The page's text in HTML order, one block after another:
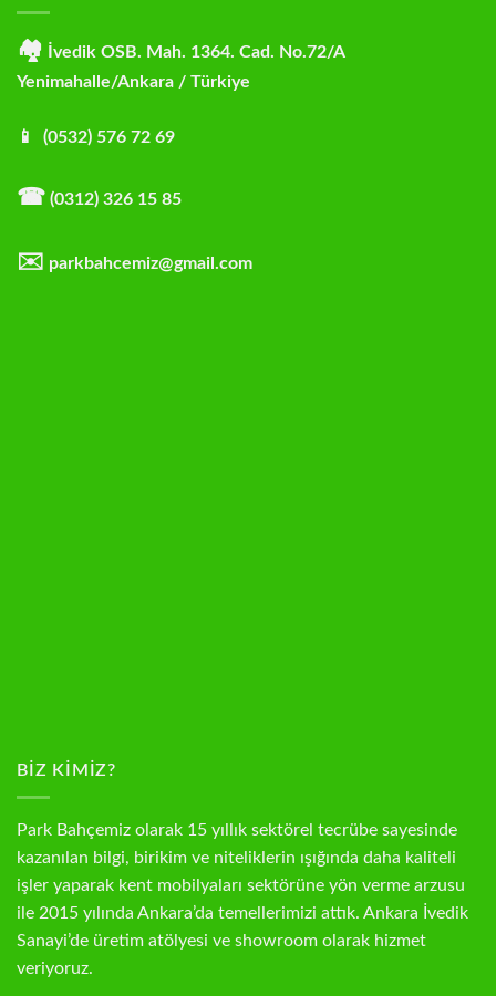
🏘
İvedik OSB. Mah. 1364. Cad. No.72/A
Yenimahalle/Ankara / Türkiye
📱 (0532) 576 72 69
☎ (0312) 326 15 85
✉️ parkbahcemiz@gmail.com
BIZ KIMIZ?
Park Bahçemiz olarak 15 yıllık sektörel tecrübe sayesinde
kazanılan bilgi, birikim ve niteliklerin ışığında daha kaliteli
işler yaparak kent mobilyaları sektörüne yön verme arzusu
ile 2015 yılında Ankara’da temellerimizi attık. Ankara İvedik
Sanayi’de üretim atölyesi ve showroom olarak hizmet
veriyoruz.